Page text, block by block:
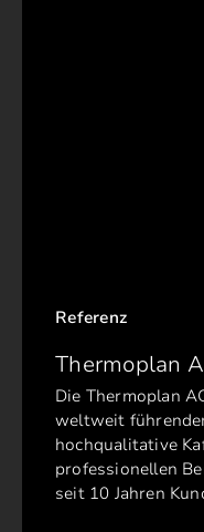
Referenz
Thermoplan
Die Thermoplan
weltweit
hochqualitative
professionellen
seit 10 Jahren